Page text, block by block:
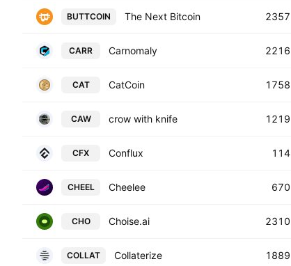
BUTTCOIN The Next Bitcoin 2357
CARR Carnomaly 2216
CAT CatCoin 1758
CAW crow with knife 1219
CFX Conflux 114
CHEEL Cheelee 670
CHO Choise.ai 2310
COLLAT Collaterize 1889